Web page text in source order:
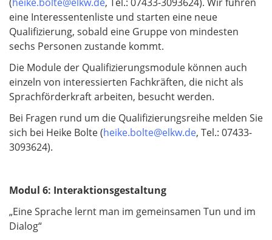
eine Interessentenliste und starten eine neue
Qualifizierung, sobald eine Gruppe von mindesten
sechs Personen zustande kommt.
Die Module der Qualifizierungsmodule können auch
einzeln von interessierten Fachkräften, die nicht als
Sprachförderkraft arbeiten, besucht werden.
Bei Fragen rund um die Qualifizierungsreihe melden Sie
sich bei Heike Bolte (heike.bolte@elkw.de, Tel.: 07433-
3093624).
Modul 6: Interaktionsgestaltung
„Eine Sprache lernt man im gemeinsamen Tun und im
Dialog“